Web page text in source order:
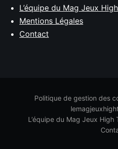
L’équipe du Mag Jeux
Mentions Légales
Contact
Politique de gestion des
L’équipe du Mag Jeux High